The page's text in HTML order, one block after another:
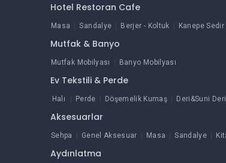
Hotel Restoran Cafe
Masa Sandalye Berjer - Koltuk Kanepe Sedir
Mutfak & Banyo
Mutfak Mobilyası Banyo Mobilyası
Ev Tekstili & Perde
Halı Perde Döşemelik Kumaş Deri&Suni Deri
Aksesuarlar
Sehpa Genel Aksesuar Masa Sandalye
Aydınlatma